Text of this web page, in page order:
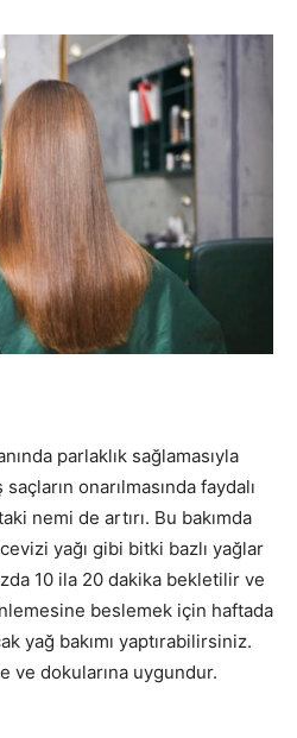
parlaklık sağlamasıyla
onarılmasında faydalı
nemi de artırı. Bu bakımda
yağı gibi bitki bazlı yağlar
10 ila 20 dakika bekletilir ve
beslemek için haftada
yağ bakımı yaptırabilirsiniz.
ve dokularına uygundur.